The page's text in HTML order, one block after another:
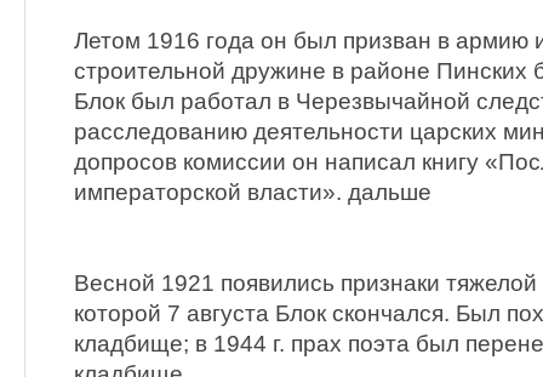
Летом 1916 года он был призван в армию
стpоительной дружине в районе Пинских
Блок был работал в Чеpезвычайной
расследованию деятельности царских
допросов комиссии он написал книгу
императорской власти». дальше
Весной 1921 появились признаки
которой 7 августа Блок скончался. Был
кладбище; в 1944 г. прах поэта был